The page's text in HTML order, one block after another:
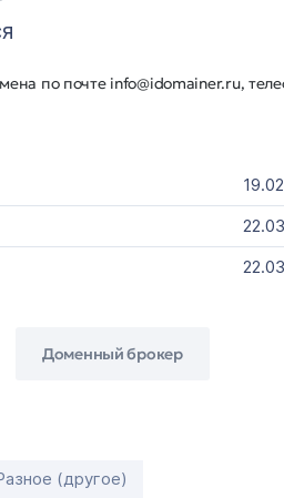
по почте info@idomainer.ru,
Доменный брокер
(другое)